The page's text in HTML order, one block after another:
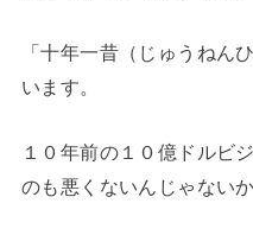
「十年一昔（じゅうねん
います。
１０年前の１０億ドルビ
のも悪くないんじゃない